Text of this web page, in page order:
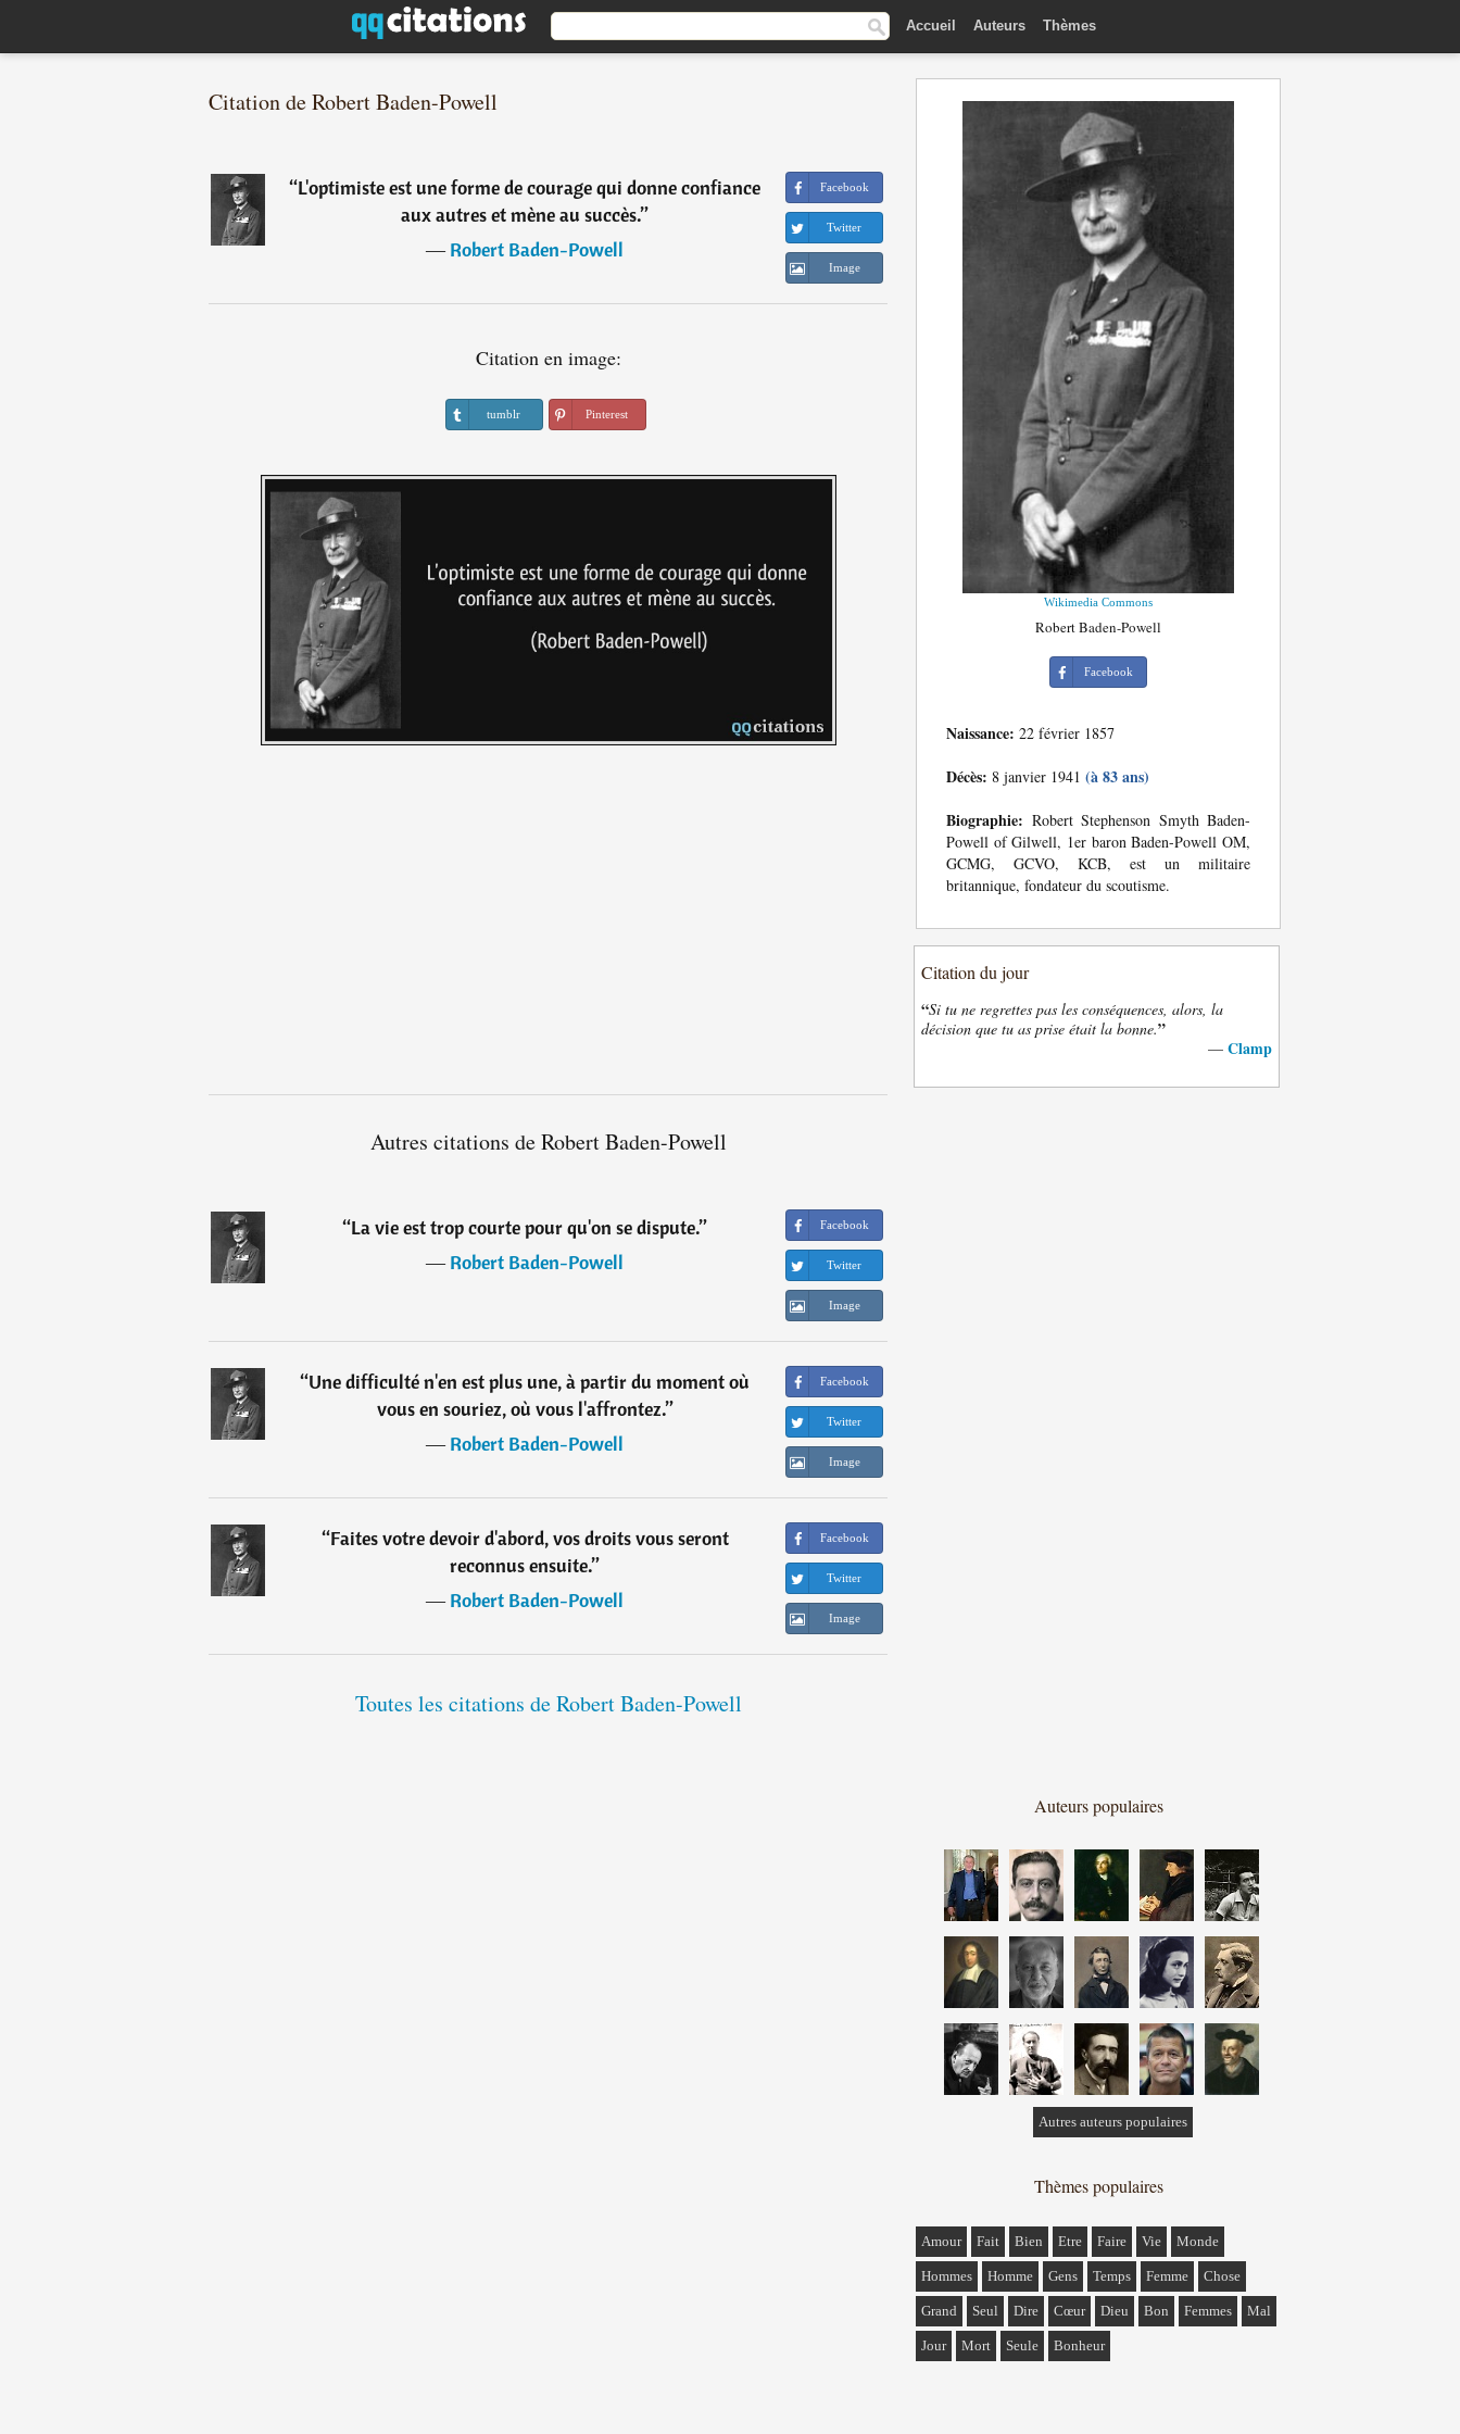
Accueil Auteurs Thèmes
Citation de Robert Baden-Powell
“L'optimiste est une forme de courage qui donne confiance
aux autres et mène au succès.”
―Robert Baden-Powell
Facebook
Twitter
Image
Citation en image:
tumblr Pinterest
Autres citations de Robert Baden-Powell
“La vie est trop courte pour qu'on se dispute.”
―Robert Baden-Powell
Facebook
Twitter
Image
“Une difficulté n'en est plus une, à partir du moment où
vous en souriez, où vous l'affrontez.”
―Robert Baden-Powell
Facebook
Twitter
Image
“Faites votre devoir d'abord, vos droits vous seront
reconnus ensuite.”
―Robert Baden-Powell
Facebook
Twitter
Image
Toutes les citations de Robert Baden-Powell
Wikimedia Commons
Robert Baden-Powell
Facebook
Naissance: 22 février 1857
Décès: 8 janvier 1941 (à 83 ans)
Biographie: Robert Stephenson Smyth Baden-
Powell of Gilwell, 1er baron Baden-Powell OM,
GCMG, GCVO, KCB, est un militaire
britannique, fondateur du scoutisme.
Citation du jour
“Si tu ne regrettes pas les conséquences, alors, la
décision que tu as prise était la bonne.”
— Clamp
Auteurs populaires
Autres auteurs populaires
Thèmes populaires
Amour Fait Bien Etre Faire Vie Monde
Hommes Homme Gens Temps Femme Chose
Grand Seul Dire Cœur Dieu Bon Femmes Mal
Jour Mort Seule Bonheur